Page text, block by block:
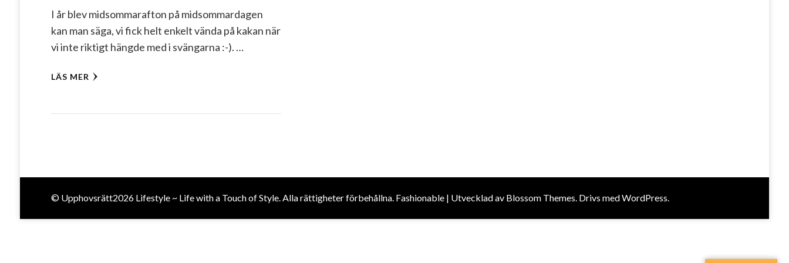
I år blev midsommarafton på midsommardagen
kan man säga, vi fick helt enkelt vända på kakan när
vi inte riktigt hängde med i svängarna :-). …
LÄS MER
© Upphovsrätt2026 Lifestyle ~ Life with a Touch of Style. Alla rättigheter förbehållna. Fashionable | Utvecklad av Blossom Themes. Drivs medWordPress.